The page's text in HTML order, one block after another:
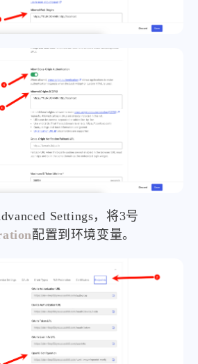
Settings，将3号
配置到环境变量。